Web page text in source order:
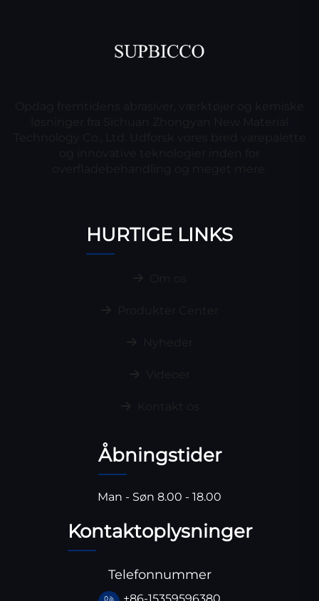
HURTIGE LINKS
Åbningstider
Man - Søn 8.00 - 18.00
Kontaktoplysninger
Telefonnummer